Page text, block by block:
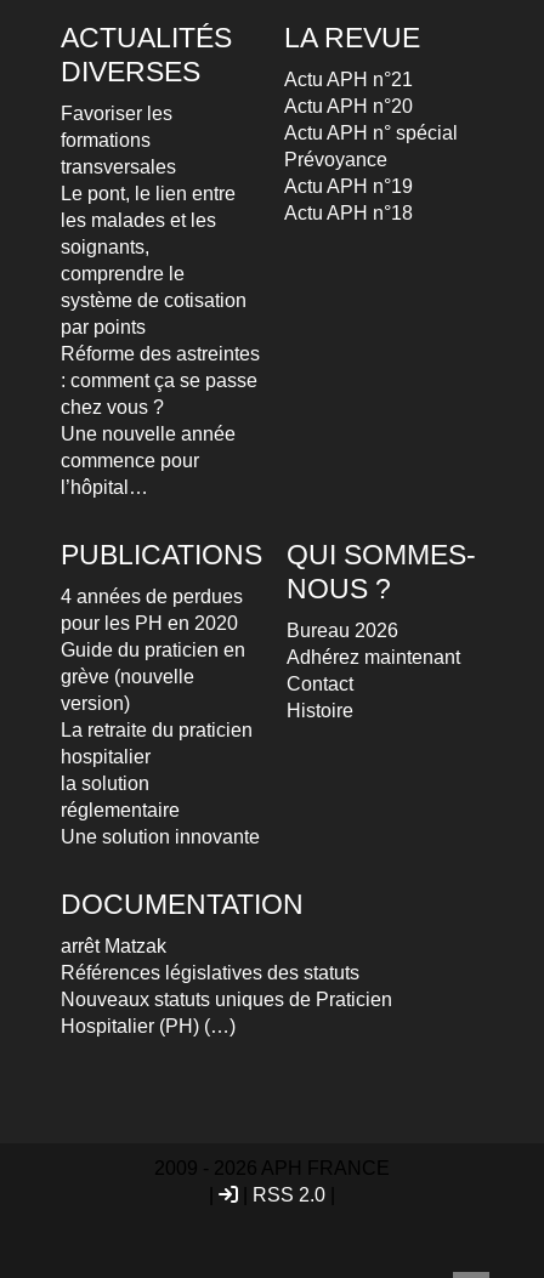
ACTUALITÉS
DIVERSES
Favoriser les
formations
transversales
Le pont, le lien entre
les malades et les
soignants,
comprendre le
système de cotisation
par points
Réforme des astreintes
: comment ça se passe
chez vous ?
Une nouvelle année
commence pour
l’hôpital…
LA REVUE
Actu APH n°21
Actu APH n°20
Actu APH n° spécial
Prévoyance
Actu APH n°19
Actu APH n°18
PUBLICATIONS
4 années de perdues
pour les PH en 2020
Guide du praticien en
grève (nouvelle
version)
La retraite du praticien
hospitalier
la solution
réglementaire
Une solution innovante
QUI SOMMES-
NOUS ?
Bureau 2026
Adhérez maintenant
Contact
Histoire
DOCUMENTATION
arrêt Matzak
Références législatives des statuts
Nouveaux statuts uniques de Praticien
Hospitalier (PH) (…)
2009 - 2026 APH FRANCE
RSS 2.0